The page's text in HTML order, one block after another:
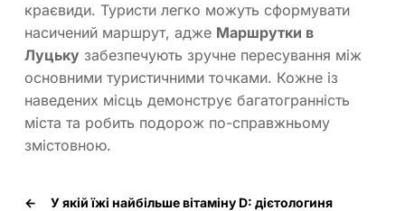
краєвиди. Туристи легко можуть сформувати
насичений маршрут, адже Маршрутки в
Луцьку забезпечують зручне пересування між
основними туристичними точками. Кожне із
наведених місць демонструє багатогранність
міста та робить подорож по-справжньому
змістовною.
←
У якій їжі найбільше вітаміну D: дієтологиня